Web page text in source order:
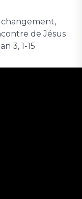
de Jésus
3, 1-15